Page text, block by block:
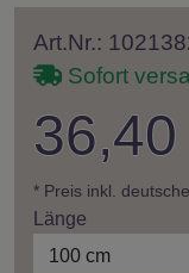
Art.Nr.:
Sofort
36,40
* Preis inkl.
Länge
100 cm